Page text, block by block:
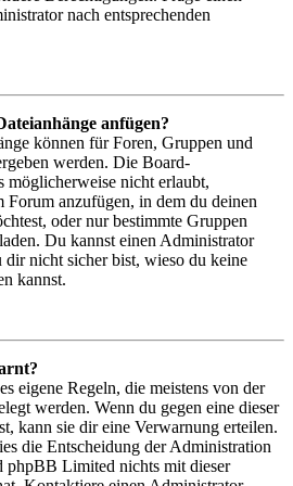
nach entsprechenden
anfügen?
können für Foren, Gruppen und
werden. Die Board-
möglicherweise nicht erlaubt,
Forum anzufügen, in dem du deinen
oder nur bestimmte Gruppen
Du kannst einen Administrator
dir nicht sicher bist, wieso du keine
kannst.
eigene Regeln, die meistens von der
werden. Wenn du gegen eine dieser
kann sie dir eine Verwarnung erteilen.
die Entscheidung der Administration
phpBB Limited nichts mit dieser